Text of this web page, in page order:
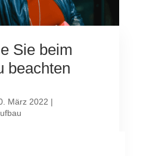
Sie beim
beachten
März 2022 |